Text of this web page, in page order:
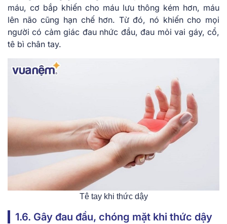
máu, cơ bắp khiến cho máu lưu thông kém hơn, máu
lên não cũng hạn chế hơn. Từ đó, nó khiến cho mọi
người có cảm giác đau nhức đầu, đau mỏi vai gáy, cổ,
tê bì chân tay.
Tê tay khi thức dậy
1.6. Gây đau đầu, chóng mặt khi thức dậy